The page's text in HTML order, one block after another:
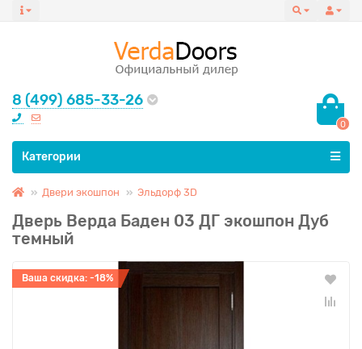
8 (499) 685-33-26
0
Все категории
Категории
Двери экошпон Эльдорф 3D
Дверь Верда Баден 03 ДГ экошпон Дуб
темный
Ваша скидка: -18%